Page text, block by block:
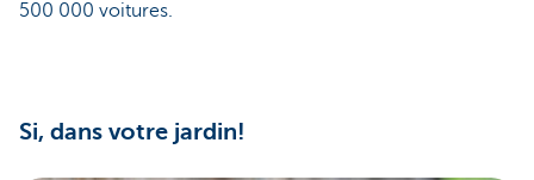
500 000 voitures.
Si, dans votre jardin!